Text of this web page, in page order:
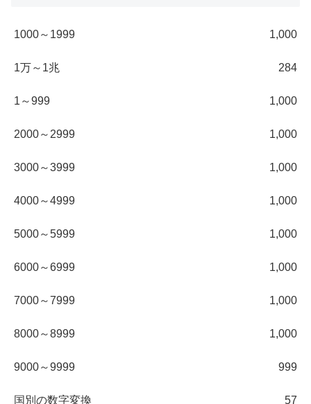
1000～1999 1,000
1万～1兆 284
1～999 1,000
2000～2999 1,000
3000～3999 1,000
4000～4999 1,000
5000～5999 1,000
6000～6999 1,000
7000～7999 1,000
8000～8999 1,000
9000～9999 999
国別の数字変換 57